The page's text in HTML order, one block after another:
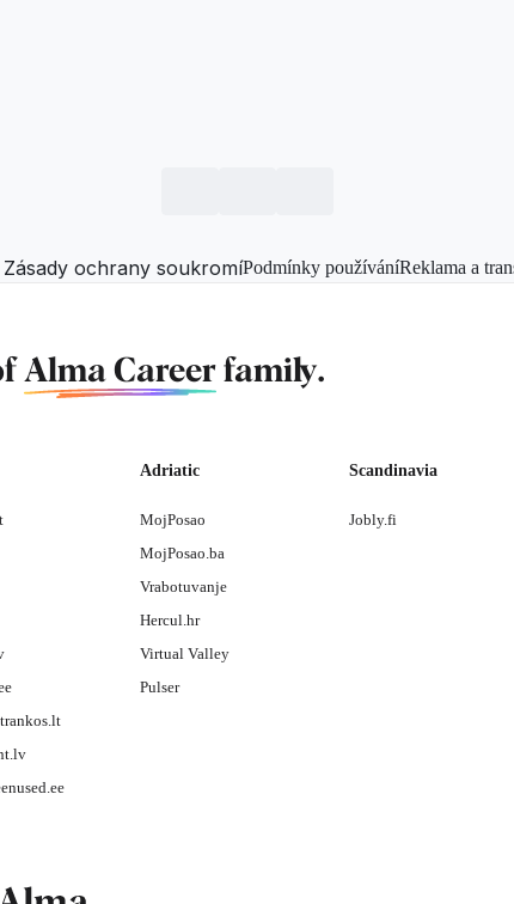
Zásady ochrany soukromíPodmínky používáníReklama a
Alma Careerfamily.
Adriatic
MojPosao
MojPosao.ba
Vrabotuvanje
Hercul.hr
Virtual Valley
Pulser
Scandinavia
Jobly.fi